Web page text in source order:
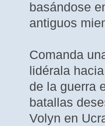
basándose
antiguos
Comanda
lidérala
de la guerra
batallas
Volyn en